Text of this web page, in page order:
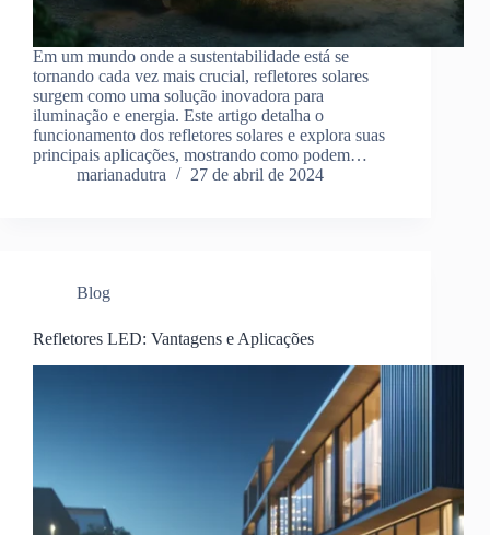
Em um mundo onde a sustentabilidade está se
tornando cada vez mais crucial, refletores solares
surgem como uma solução inovadora para
iluminação e energia. Este artigo detalha o
funcionamento dos refletores solares e explora suas
principais aplicações, mostrando como podem…
marianadutra
27 de abril de 2024
Blog
Refletores LED: Vantagens e Aplicações